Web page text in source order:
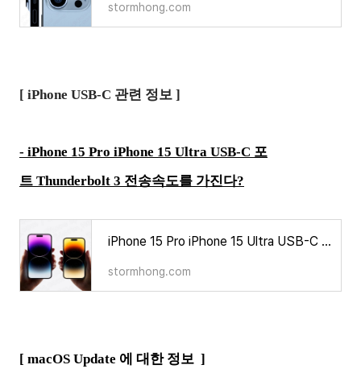
stormhong.com
[ iPhone USB-C 관련 정보 ]
- iPhone 15 Pro iPhone 15 Ultra USB-C 포
트 Thunderbolt 3 전송속도를 가진다?
iPhone 15 Pro iPhone 15 Ultra USB-C 포트 Thunderbolt 3 전송속도를 가진다?
stormhong.com
[ macOS Update 에 대한 정보 ]